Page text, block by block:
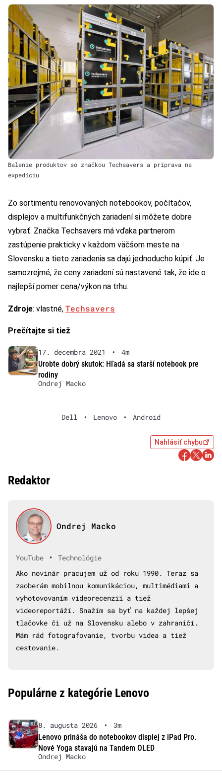
Balenie produktov so značkou Techsavers a príprava na
expedíciu
Zo sortimentu renovovaných notebookov, počítačov,
displejov a multifunkčných zariadení si môžete dobre
vybrať. Značka Techsavers má vďaka partnerom
zastúpenie prakticky v každom väčšom meste na
Slovensku a tieto zariadenia sa dajú jednoducho kúpiť. Je
samozrejmé, že ceny zariadení sú nastavené tak, že ide o
najlepší pomer cena/výkon na trhu.
Zdroje: vlastné, Techsavers
Prečítajte si tiež
17. decembra 2021 •
4m
Urobte dobrý skutok: Hľadá sa starší notebook pre
rodiny
Ondrej Macko
Dell • Lenovo • Android
Nahlásiť chybu
Redaktor
Ondrej Macko
YouTube •
Technológie
Ako novinár pracujem už od roku 1990. Teraz sa
zaoberám mobilnou komunikáciou, multimédiami a
vyhotovovaním videorecenzií a tiež
videoreportáží. Snažím sa byť na každej lepšej
tlačovke či už na Slovensku alebo v zahraničí.
Mám rád fotografovanie, tvorbu videa a tiež
cestovanie.
Populárne z kategórie Lenovo
8. augusta 2026 •
3m
Lenovo prináša do notebookov displej z iPad Pro.
Nové Yoga stavajú na Tandem OLED
Ondrej Macko